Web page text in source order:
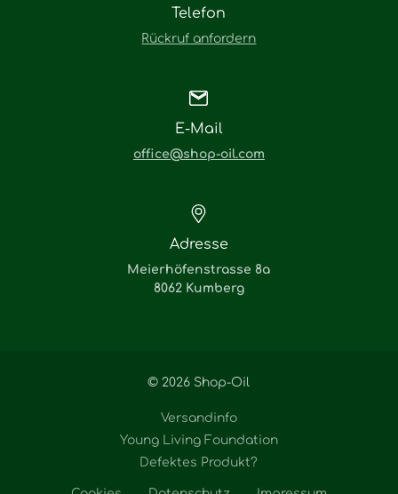
Telefon
Rückruf anfordern
E-Mail
office@shop-oil.com
Adresse
Meierhöfenstrasse 8a
8062 Kumberg
© 2026 Shop-Oil
Versandinfo
Young Living Foundation
Defektes Produkt?